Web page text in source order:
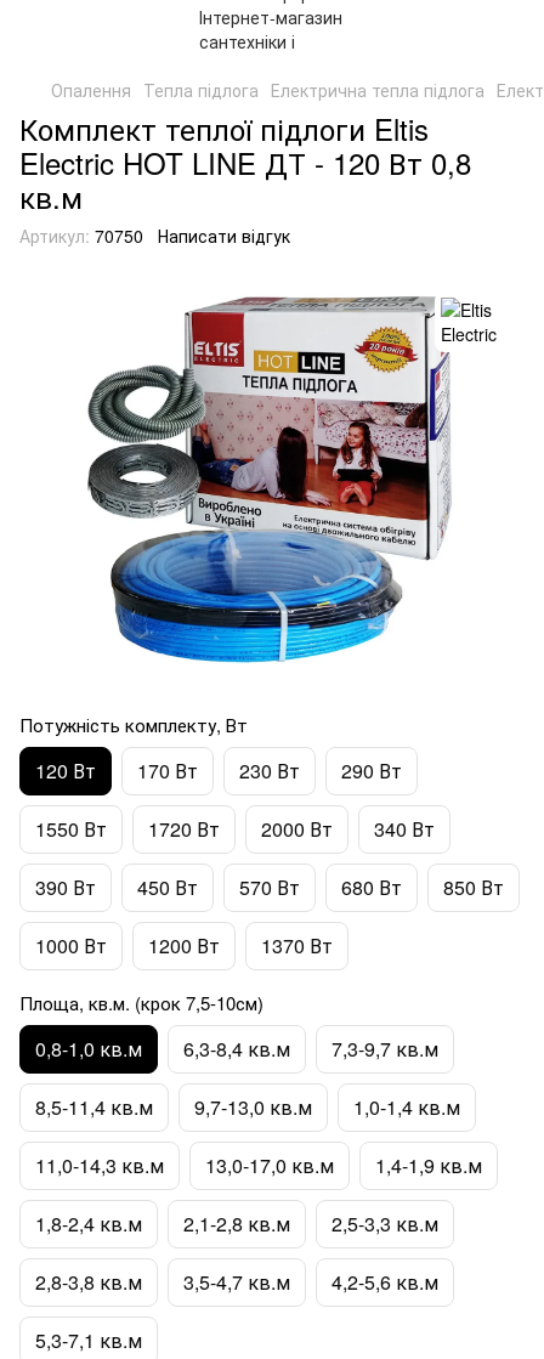
Опалення Тепла підлога Електрична тепла підлога
Комплект теплої підлоги Eltis
Electric HOT LINE ДТ - 120 Вт 0,8
кв.м
Артикул: 70750 Написати відгук
Потужність комплекту, Вт
120 Вт 170 Вт 230 Вт 290 Вт
1550 Вт 1720 Вт 2000 Вт 340 Вт
390 Вт 450 Вт 570 Вт 680 Вт 850 Вт
1000 Вт 1200 Вт 1370 Вт
Площа, кв.м. (крок 7,5-10см)
0,8-1,0 кв.м 6,3-8,4 кв.м 7,3-9,7 кв.м
8,5-11,4 кв.м 9,7-13,0 кв.м 1,0-1,4 кв.м
11,0-14,3 кв.м 13,0-17,0 кв.м 1,4-1,9 кв.м
1,8-2,4 кв.м 2,1-2,8 кв.м 2,5-3,3 кв.м
2,8-3,8 кв.м 3,5-4,7 кв.м 4,2-5,6 кв.м
5,3-7,1 кв.м